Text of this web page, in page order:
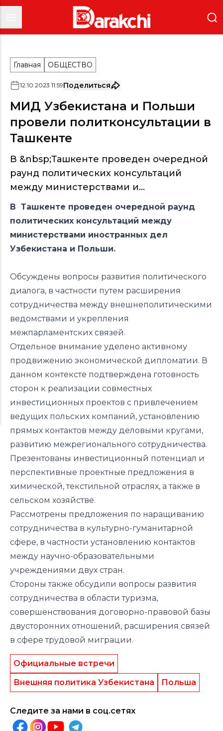
Главная ОБЩЕСТВО
12.10.2023 11:59Поделиться
МИД Узбекистана и Польши
провели политконсультации в
Ташкенте
В &nbsp;Ташкенте проведен очередной
раунд политических консультаций
между министерствами и...
В Ташкенте проведен очередной раунд
политических консультаций между
министерствами иностранных дел
Узбекистана и Польши.
Обсуждены вопросы развития политического
диалога, в частности путем расширения
сотрудничества между внешнеполитическими
ведомствами и укрепления
межпарламентских связей.
Отдельное внимание уделено активному
продвижению экономической дипломатии. В
данном контексте подтверждена готовность
сторон к реализации совместных
инвестиционных проектов с привлечением
ведущих польских компаний, установлению
прямых контактов между деловыми кругами,
развитию межрегионального сотрудничества.
Презентованы инвестиционный потенциал и
перспективные проектные предложения в
химической, текстильной отраслях, а также в
сельском хозяйстве.
Рассмотрены предложения по наращиванию
сотрудничества в культурно-гуманитарной
сфере, в частности установлению контактов
между научно-образовательными
учреждениями двух стран.
Стороны также обсудили вопросы развития
сотрудничества в области туризма,
совершенствования договорно-правовой базы
двусторонних отношений, расширения связей
в сфере трудовой миграции.
Официальные встречи
Внешняя политика Узбекистана
Польша
Следите за нами в соц.сетях